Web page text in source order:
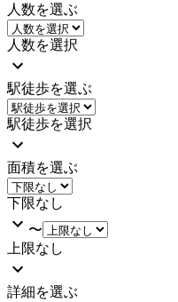
人数を選ぶ
人数を選択
駅徒歩を選ぶ
駅徒歩を選択
面積を選ぶ
下限なし
〜
上限なし
詳細を選ぶ